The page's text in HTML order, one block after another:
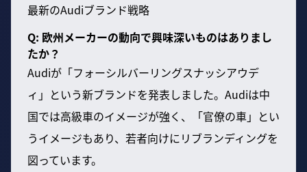
最新のAudiブランド戦略
Q: 欧州メーカーの動向で興味深いものはありまし
たか？
Audiが「フォーシルバーリングスナッシアウデ
ィ」という新ブランドを発表しました。Audiは中
国では高級車のイメージが強く、「官僚の車」とい
うイメージもあり、若者向けにリブランディングを
図っています。